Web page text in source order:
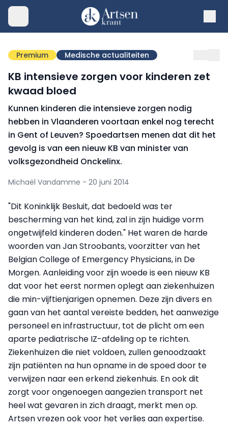
Premium Medische actualiteiten
KB intensieve zorgen voor kinderen zet
kwaad bloed
Kunnen kinderen die intensieve zorgen nodig
hebben in Vlaanderen voortaan enkel nog terecht
in Gent of Leuven? Spoedartsen menen dat dit het
gevolg is van een nieuw KB van minister van
volksgezondheid Onckelinx.
Michaël Vandamme - 20 juni 2014
"Dit Koninklijk Besluit, dat bedoeld was ter
bescherming van het kind, zal in zijn huidige vorm
ongetwijfeld kinderen doden." Het waren de harde
woorden van Jan Stroobants, voorzitter van het
Belgian College of Emergency Physicians, in De
Morgen. Aanleiding voor zijn woede is een nieuw KB
dat voor het eerst normen oplegt aan ziekenhuizen
die min-vijftienjarigen opnemen. Deze zijn divers en
gaan van het aantal vereiste bedden, het aanwezige
personeel en infrastructuur, tot de plicht om een
aparte pediatrische IZ-afdeling op te richten.
Ziekenhuizen die niet voldoen, zullen genoodzaakt
zijn patiënten na hun opname in de spoed door te
verwijzen naar een erkend ziekenhuis. En ook dit
zorgt voor ongenoegen aangezien transport net
heel wat gevaren in zich draagt, merkt men op.
Artsen vrezen ook voor het verlies aan expertise.